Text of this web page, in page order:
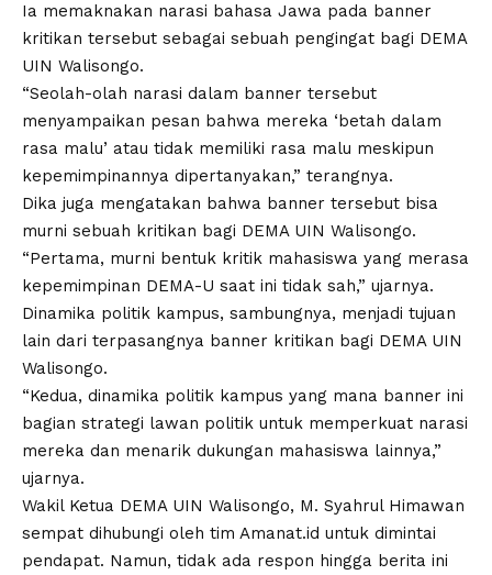
Ia memaknakan narasi bahasa Jawa pada banner
kritikan tersebut sebagai sebuah pengingat bagi DEMA
UIN Walisongo.
“Seolah-olah narasi dalam banner tersebut
menyampaikan pesan bahwa mereka ‘betah dalam
rasa malu’ atau tidak memiliki rasa malu meskipun
kepemimpinannya dipertanyakan,” terangnya.
Dika juga mengatakan bahwa banner tersebut bisa
murni sebuah kritikan bagi DEMA UIN Walisongo.
“Pertama, murni bentuk kritik mahasiswa yang merasa
kepemimpinan DEMA-U saat ini tidak sah,” ujarnya.
Dinamika politik kampus, sambungnya, menjadi tujuan
lain dari terpasangnya banner kritikan bagi DEMA UIN
Walisongo.
“Kedua, dinamika politik kampus yang mana banner ini
bagian strategi lawan politik untuk memperkuat narasi
mereka dan menarik dukungan mahasiswa lainnya,”
ujarnya.
Wakil Ketua DEMA UIN Walisongo, M. Syahrul Himawan
sempat dihubungi oleh tim Amanat.id untuk dimintai
pendapat. Namun, tidak ada respon hingga berita ini